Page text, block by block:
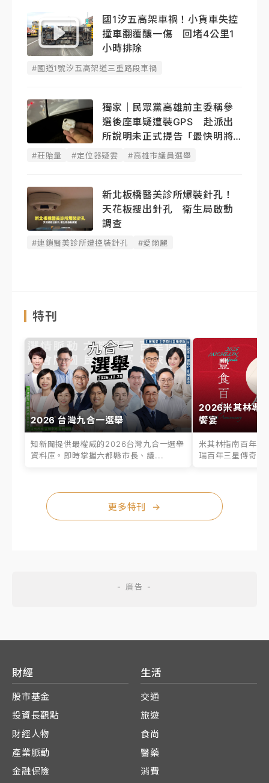
國1汐五高架車禍！小貨車失控
撞車翻覆釀一傷 回堵4公里1
小時排除
#國道1號汐五高架道三重路段車禍
獨家｜民眾黨高雄前主委稱參
選後座車疑遭裝GPS 赴派出
所說明未正式提告「最快明將
重大宣布」
#莊貽量 #定位器疑雲 #高雄市議員選舉
新北板橋醫美診所爆裝針孔！
天花板搜出針孔 衛生局啟動
調查
#連鎖醫美診所遭控裝針孔 #愛爾麗
特刊
2026 台灣九合一選舉
知新聞提供最權威的2026台灣九合一選舉
資料庫。即時掌握六都縣市長、議...
2026米其林專
饗宴
米其林指南百年之
瑞百年三星傳奇、
更多特刊 →
財經
股市基金
投資長觀點
財經人物
產業脈動
金融保險
生活
交通
旅遊
食尚
醫藥
消費